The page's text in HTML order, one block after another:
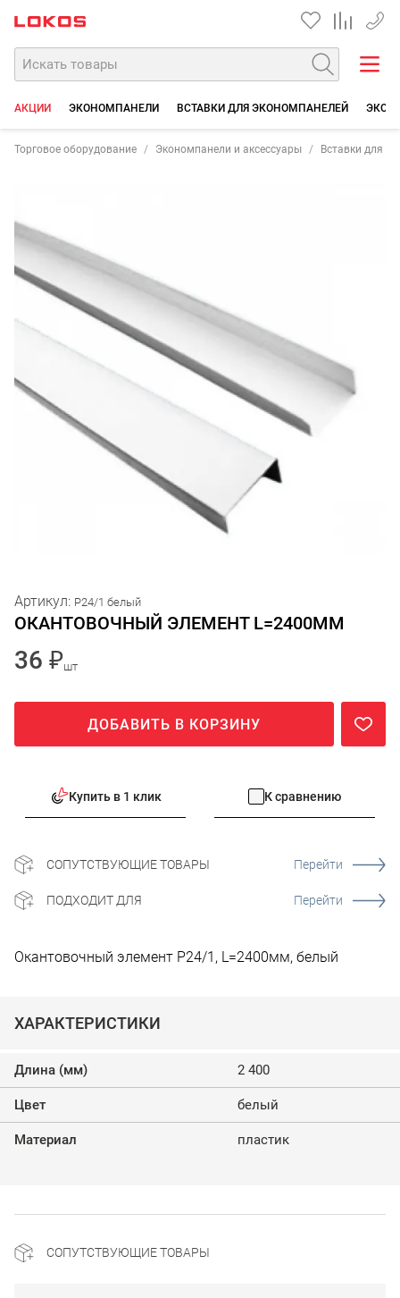
+7
АКЦИИ ЭКОНОМПАНЕЛИ ВСТАВКИ ДЛЯ ЭКОНОМПАНЕЛЕЙ
Торговое оборудование Экономпанели и аксессуары Вставки для
Артикул: P24/1 белый
ОКАНТОВОЧНЫЙ ЭЛЕМЕНТ L=2400ММ
36 ₽шт
ДОБАВИТЬ В КОРЗИНУ
Купить в 1 клик К сравнению
СОПУТСТВУЮЩИЕ ТОВАРЫ Перейти
ПОДХОДИТ ДЛЯ Перейти
Окантовочный элемент P24/1, L=2400мм, белый
ХАРАКТЕРИСТИКИ
Длина (мм) 2 400
Цвет белый
Материал пластик
СОПУТСТВУЮЩИЕ ТОВАРЫ